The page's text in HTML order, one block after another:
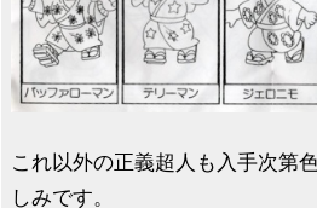
これ以外の正義超人も入手次第
しみです。